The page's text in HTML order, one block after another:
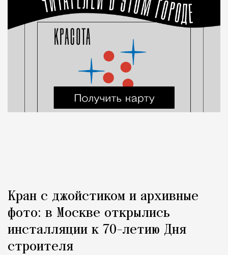
Кран с джойстиком и архивные
фото: в Москве открылись
инсталляции к 70-летию Дня
строителя